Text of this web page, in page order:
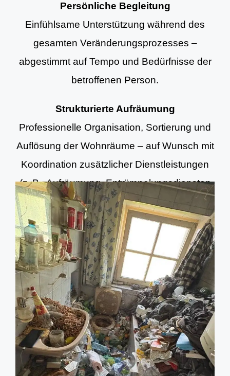
Persönliche Begleitung
Einfühlsame Unterstützung während des
gesamten Veränderungsprozesses –
abgestimmt auf Tempo und Bedürfnisse der
betroffenen Person.
Strukturierte Aufräumung
Professionelle Organisation, Sortierung und
Auflösung der Wohnräume – auf Wunsch mit
Koordination zusätzlicher Dienstleistungen
(z. B. Aufräumung, Entrümpelungsdiensten
und Grundreinigung).